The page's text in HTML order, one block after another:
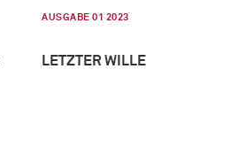
AUSGABE 01 2023
LETZTER WILLE